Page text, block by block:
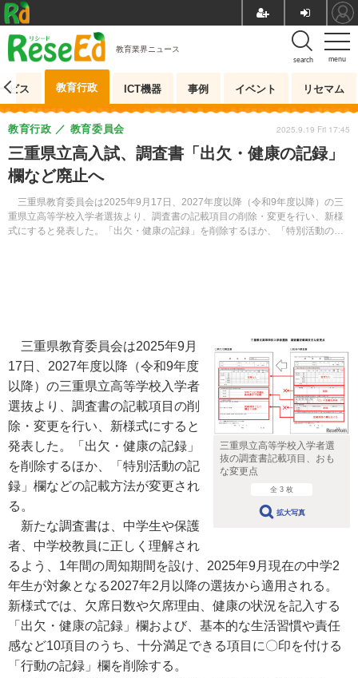
menu
search
教育業界ニュース
ビス 教育行政 ICT機器 事例 イベント リセマム
三重県立高入試、調査書「出欠・健康の記録」
欄など廃止へ
三重県教育委員会は2025年9月17日、2027年度以降（令和9年度以降）の三
重県立高等学校入学者選抜より、調査書の記載項目の削除・変更を行い、新様
式にすると発表した。「出欠・健康の記録」を削除するほか、「特別活動の記
教育行政 教育委員会 2025.9.19 Fri 17:45
三重県立高等学校入学者選
抜の調査書記載項目、おも
な変更点
全 3 枚
拡大写真
三重県教育委員会は2025年9月
17日、2027年度以降（令和9年度
以降）の三重県立高等学校入学者
選抜より、調査書の記載項目の削
除・変更を行い、新様式にすると
発表した。「出欠・健康の記録」
を削除するほか、「特別活動の記
録」欄などの記載方法が変更され
る。
新たな調査書は、中学生や保護
者、中学校教員に正しく理解され
るよう、1年間の周知期間を設け、2025年9月現在の中学2
年生が対象となる2027年2月以降の選抜から適用される。
新様式では、欠席日数や欠席理由、健康の状況を記入する
「出欠・健康の記録」欄および、基本的な生活習慣や責任
感など10項目のうち、十分満足できる項目に〇印を付ける
「行動の記録」欄を削除する。